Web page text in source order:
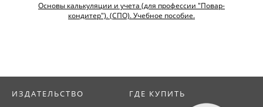
Основы калькуляции и учета (для профессии "Повар-
кондитер"). (СПО). Учебное пособие.
ИЗДАТЕЛЬСТВО ГДЕ КУПИТЬ